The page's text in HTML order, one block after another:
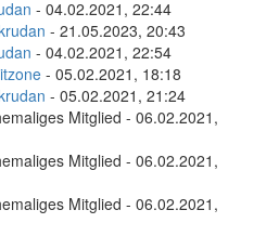
- 04.02.2021, 22:44
- 21.05.2023, 20:43
- 04.02.2021, 22:54
- 05.02.2021, 18:18
- 05.02.2021, 21:24
Mitglied - 06.02.2021,
Mitglied - 06.02.2021,
Mitglied - 06.02.2021,